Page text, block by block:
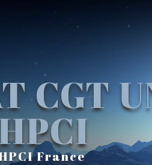
CGT
France